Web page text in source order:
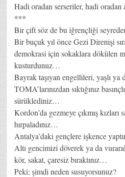
Hadi oradan serseriler, hadi oradan
***
Bir çift söz de bu iğrençliği
Bir buçuk yıl önce Gezi Direnişi
demokrasi için sokaklara dökülen
kusturdunuz…
Bayrak taşıyan engellileri, yaşlı ya
TOMA’larınızdan sıktığınız
sürüklediniz…
Kordon’da gezmeye çıkmış kızları
hırpaladınız…
Antalya’daki gençlere işkence
Altı gencimizi döverek ya da
kör, sakat, çaresiz bıraktınız…
Peki; şimdi neden susuyorsunuz?